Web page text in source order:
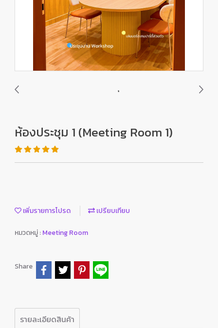
ห้องประชุม 1 (Meeting Room 1)
เพิ่มรายการโปรด เปรียบเทียบ
หมวดหมู่ :Meeting Room
Share
รายละเอียดสินค้า